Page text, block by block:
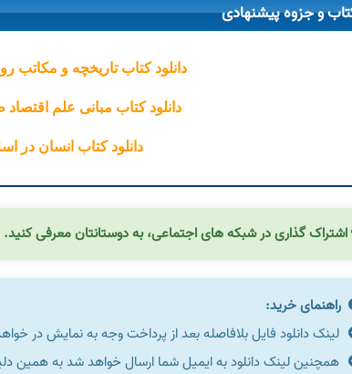
و جزوه پیشنهادی
دانلود کتاب تاریخچه و مکاتب
دانلود کتاب مبانی علم
دانلود کتاب انسان در
اشتراک گذاری در شبکه های اجتماعی، به دوستانتان معرفی کنید.
راهنمای خرید:
لینک دانلود فایل بلافاصله بعد از پرداخت وجه به نمایش در
همچنین لینک دانلود به ایمیل شما ارسال خواهد شد به همین